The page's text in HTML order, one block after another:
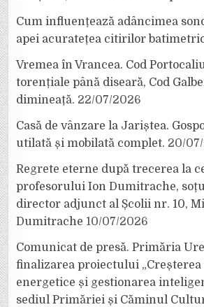
Cum influențează adâncimea
apei acuratețea citirilor
Vremea în Vrancea. Cod
torențiale până diseară, Cod
dimineață. 22/07/2026
Casă de vânzare la Jariștea.
utilată și mobilată complet. 20/
Regrete eterne după trecerea la
profesorului Ion Dumitrache,
director adjunct al Școlii nr. 10,
Dumitrache 10/07/2026
Comunicat de presă. Primăria
finalizarea proiectului
energetice și gestionarea
sediul Primăriei și Căminul